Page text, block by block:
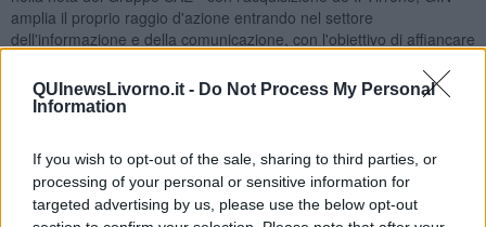
QUInewsLivorno.it - Do Not Process My Personal
Information
If you wish to opt-out of the sale, sharing to third parties, or
processing of your personal or sensitive information for
targeted advertising by us, please use the below opt-out
amplia il proprio raggio d'azione entrando nel settore
dell'informazione e della comunicazione, con l'obiettivo di affiancare
industriale attraverso l'investimento in uno dei quotidiani storici
della Toscana, che da oltre 140 anni rappresenta un punto di
«Il Tirreno non è soltanto un giornale, ma una parte della storia
della Toscana. Siamo orgogliosi di poter contribuire al futuro di una
testata che da oltre un secolo accompagna la vita del territorio,
valorizzandone l'identità, il radicamento e il patrimonio di credibilità